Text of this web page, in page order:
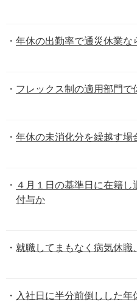
年休の出勤率で通災休業な
フレックス制の適用部門
年休の未消化分を繰越す
４月１日の基準日に在籍
付与か
就職してまもなく病気休職
入社日に半分前倒しした年